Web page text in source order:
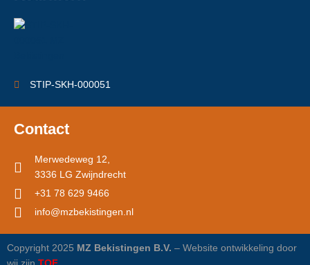
STIP-SKH-000051
Contact
Merwedeweg 12,
3336 LG Zwijndrecht
+31 78 629 9466
info@mzbekistingen.nl
Copyright 2025 MZ Bekistingen B.V. – Website ontwikkeling door